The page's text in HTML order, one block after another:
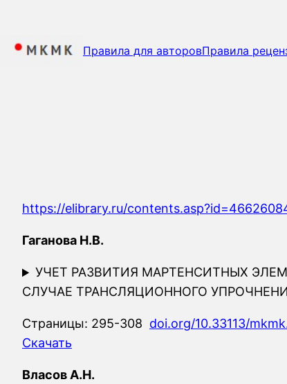
содержимомуПравила для авторовПравила
https://elibrary.ru/
Гаганова Н.В.
УЧЕТ РАЗВИТИЯ МАРТЕНСИТНЫХ
СЛУЧАЕ ТРАНСЛЯЦИОННОГО
Страницы: 295-308 doi.org/10.33113/
Скачать
Власов А.Н.